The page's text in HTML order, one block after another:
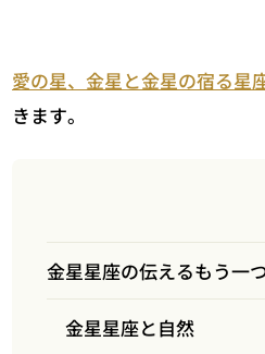
愛の星、金星と金星の宿る星
きます。
金星星座の伝えるもう一
金星星座と自然